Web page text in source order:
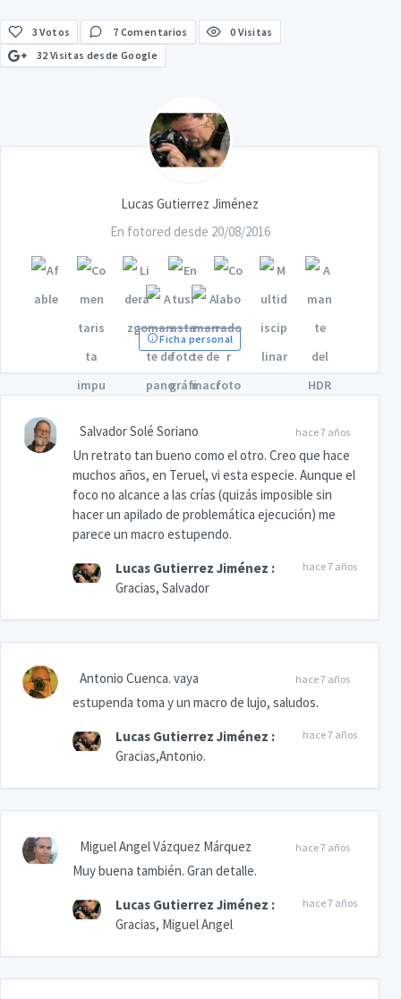
3 Votos 7 Comentarios
0 Visitas
32 Visitas desde Google
Lucas Gutierrez Jiménez
En fotored desde 20/08/2016
Ficha personal
hace 7 años
Salvador Solé Soriano
Un retrato tan bueno como el otro. Creo que hace
muchos años, en Teruel, vi esta especie. Aunque el
foco no alcance a las crías (quizás imposible sin
hacer un apilado de problemática ejecución) me
parece un macro estupendo.
Lucas Gutierrez Jiménez : hace 7 años
Gracias, Salvador
hace 7 años
Antonio Cuenca. vaya
estupenda toma y un macro de lujo, saludos.
Lucas Gutierrez Jiménez : hace 7 años
Gracias,Antonio.
hace 7 años
Miguel Angel Vázquez Márquez
Muy buena también. Gran detalle.
Lucas Gutierrez Jiménez : hace 7 años
Gracias, Miguel Angel